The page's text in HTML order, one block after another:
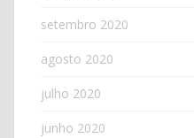
setembro 2020
agosto 2020
julho 2020
junho 2020